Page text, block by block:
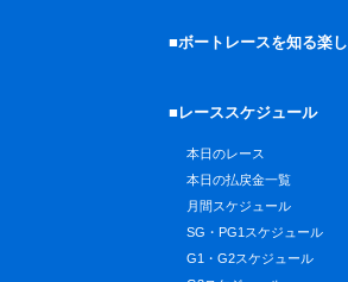
■ボートレースを知る楽
■レーススケジュール
本日のレース
本日の払戻金一覧
月間スケジュール
SG・PG1スケジュール
G1・G2スケジュール